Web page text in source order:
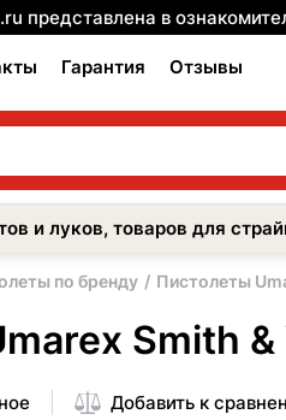
представлена в
Гарантия Отзывы
и луков, товаров для
по бренду Пистолеты
Smith
Добавить к